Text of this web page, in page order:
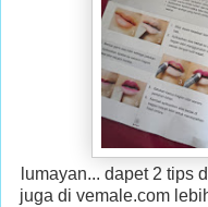
lumayan... dapet 2 tips
juga di vemale.com